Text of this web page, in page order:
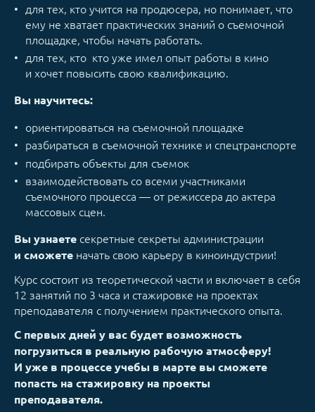
для тех, кто учится на продюсера, но понимает, что
ему не хватает практических знаний о съемочной
площадке, чтобы начать работать.
для тех, кто кто уже имел опыт работы в кино
и хочет повысить свою квалификацию.
Вы научитесь:
ориентироваться на съемочной площадке
разбираться в съемочной технике и спецтранспорте
подбирать объекты для съемок
взаимодействовать со всеми участниками
съемочного процесса — от режиссера до актера
массовых сцен.
Вы узнаете секретные секреты администрации
и сможете начать свою карьеру в киноиндустрии!
Курс состоит из теоретической части и включает в себя
12 занятий по 3 часа и стажировке на проектах
преподавателя с получением практического опыта.
С первых дней у вас будет возможность
погрузиться в реальную рабочую атмосферу!
И уже в процессе учебы в марте вы сможете
попасть на стажировку на проекты
преподавателя.